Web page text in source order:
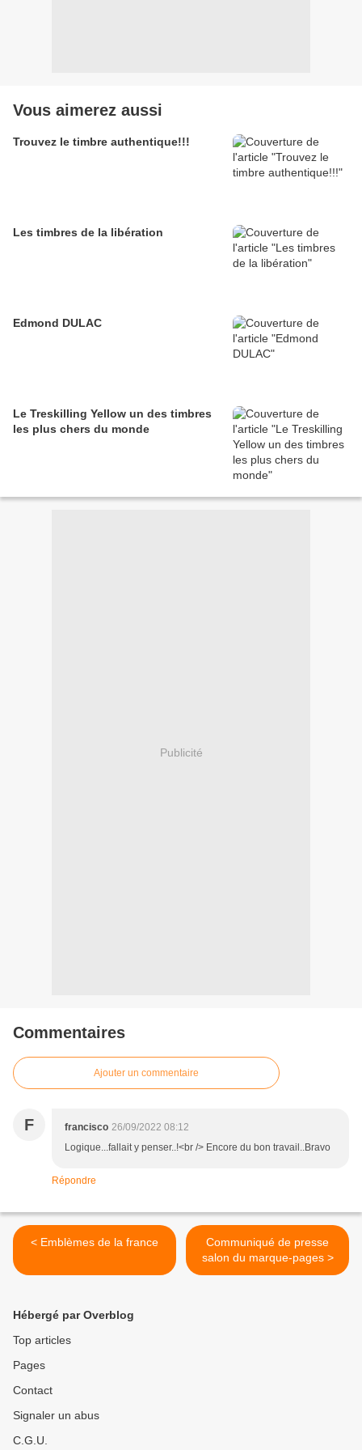
Vous aimerez aussi
Trouvez le timbre authentique!!!
Les timbres de la libération
Edmond DULAC
Le Treskilling Yellow un des timbres
les plus chers du monde
Publicité
Commentaires
Ajouter un commentaire
F francisco 26/09/2022 08:12
Logique...fallait y penser..!<br /> Encore du bon travail..Bravo
Répondre
< Emblèmes de la france
Communiqué de presse
salon du marque-pages >
Hébergé par Overblog
Top articles
Pages
Contact
Signaler un abus
C.G.U.